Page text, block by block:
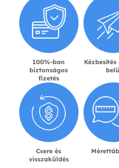
100%-ban
biztonságos
fizetés
Csere és
visszaküldés